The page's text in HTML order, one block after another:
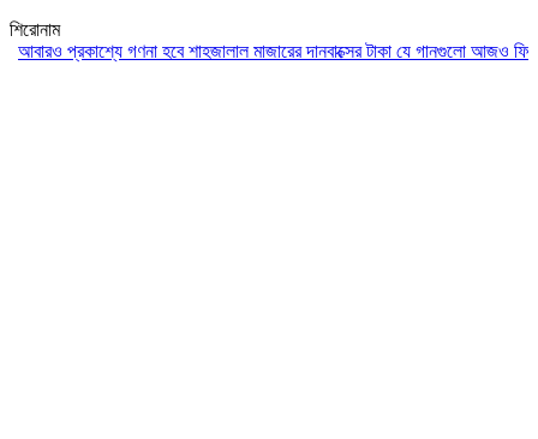
শিরোনাম
প্রকাশ্যে গণনা হবে শাহজালাল মাজারের দানবাক্সের টাকাযে গানগুলো আজও ফিরিয়ে